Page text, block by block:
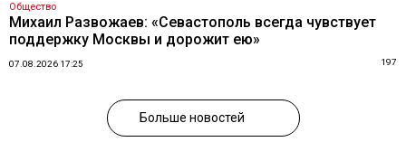
Общество
Михаил Развожаев: «Севастополь всегда чувствует
поддержку Москвы и дорожит ею»
07.08.2026 17:25 197
Больше новостей